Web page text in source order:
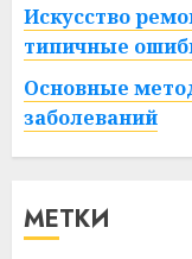
Искусство
типичные
Основные
заболеваний
МЕТКИ